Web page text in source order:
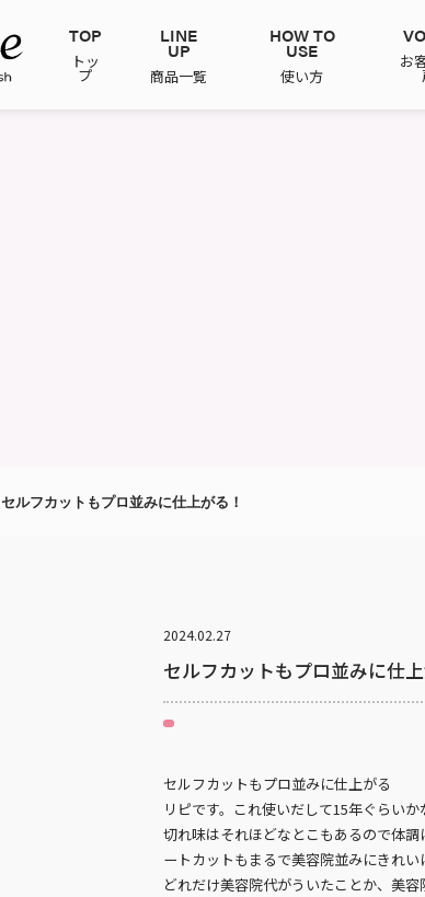
TOP
トッ
プ
LINE
UP
商品一覧
HOW TO
USE
使い方
お
セルフカットもプロ並みに仕上がる！
2024.02.27
セルフカットもプロ並みに仕上
セルフカットもプロ並みに仕上がる
リピです。これ使いだして15年ぐらい
切れ味はそれほどなとこもあるので体
ートカットもまるで美容院並みにきれい
どれだけ美容院代がういたことか、美